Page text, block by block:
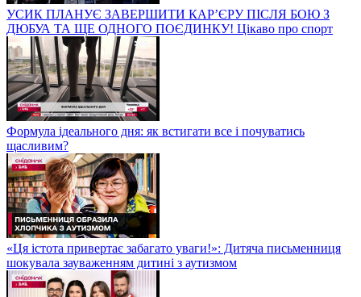
УСИК ПЛАНУЄ ЗАВЕРШИТИ КАР’ЄРУ ПІСЛЯ БОЮ З
ДЮБУА ТА ЩЕ ОДНОГО ПОЄДИНКУ! Цікаво про спорт
Формула ідеального дня: як встигати все і почуватись
щасливим?
«Ця істота привертає забагато уваги!»: Дитяча письменниця
шокувала зауваженням дитині з аутизмом